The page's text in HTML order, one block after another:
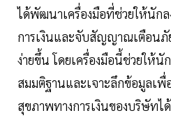
ได้พัฒนาเครื่องมือที่ช่วยให้นักล
การเงินและจับสัญญาณเตือนภั
ง่ายขึ้น โดยเครื่องมือนี้ช่วยให้นั
สมมติฐานและเจาะลึกข้อมูลเพื่
สุขภาพทางการเงินของบริษัทได้